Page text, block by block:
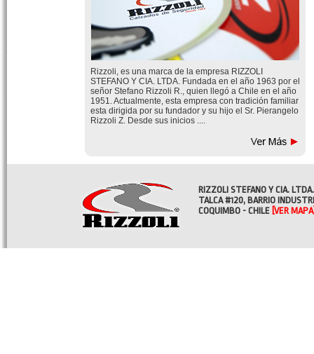
Rizzoli, es una marca de la empresa RIZZOLI
STEFANO Y CIA. LTDA. Fundada en el año 1963 por el
señor Stefano Rizzoli R., quien llegó a Chile en el año
1951. Actualmente, esta empresa con tradición familiar
esta dirigida por su fundador y su hijo el Sr. Pierangelo
Rizzoli Z. Desde sus inicios ....
RIZZOLI STEFANO Y CIA. LTDA.
TALCA #120, BARRIO
COQUIMBO - CHILE [VER